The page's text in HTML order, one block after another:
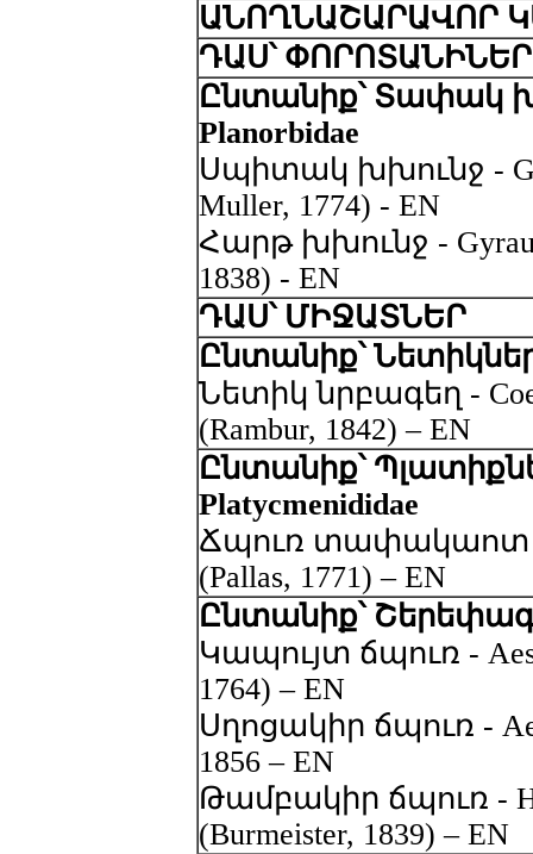
ԱՆՈՂՆԱՇԱՐԱՎՈՐ
ԴԱՍ՝ ՓՈՐՈՏԱՆԻՆԵՐ
Ընտանիք՝ Տափակ
Planorbidae
Սպիտակ խխունջ -
Muller, 1774) - EN
Հարթ խխունջ -
1838) - EN
ԴԱՍ՝ ՄԻՋԱՏՆԵՐ
Ընտանիք՝ Նետիկներ
Նետիկ նրբագեղ -
(Rambur, 1842) – EN
Ընտանիք՝
Platycmenididae
Ճպուռ տափակաոտ -
(Pallas, 1771) – EN
Ընտանիք՝
Կապույտ ճպուռ -
1764) – EN
Սղոցակիր ճպուռ -
1856 – EN
Թամբակիր ճպուռ -
(Burmeister, 1839) – EN